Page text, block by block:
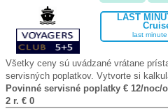
LAST
last
Všetky ceny sú uvádzané vrátane
servisných poplatkov. Vytvorte si
Povinné servisné poplatky € 12/noc/
2 r. € 0